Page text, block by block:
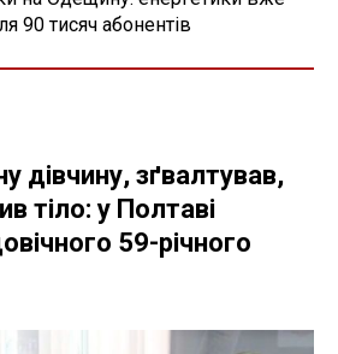
90 тисяч абонентів
дівчину, зґвалтував,
тіло: у Полтаві
59-річного